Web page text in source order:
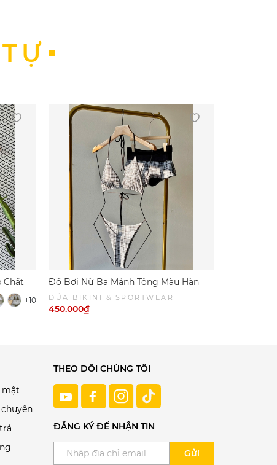
nước thừa. Việc vắt đồ bơi bằng tay theo
tư vấn nàng nhé.
Chất
+10
Đồ Bơi Nữ Ba Mảnh Tông Màu Hàn
Quốc -CAROÉ SWIM | DỨA BIKINI &
SPORTWEAR
DỨA BIKINI & SPORTWEAR
450.000₫
mật
THEO DÕI CHÚNG TÔI
ĐĂNG KÝ ĐỂ NHẬN TIN
Gửi